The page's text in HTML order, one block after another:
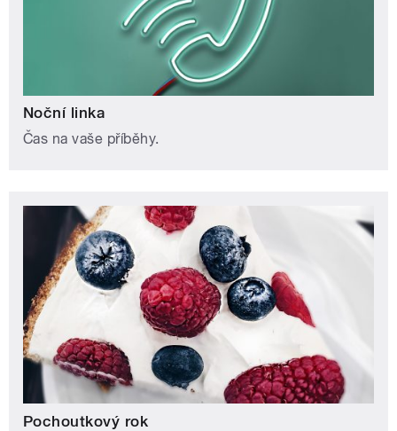
Noční linka
Čas na vaše příběhy.
Pochoutkový rok